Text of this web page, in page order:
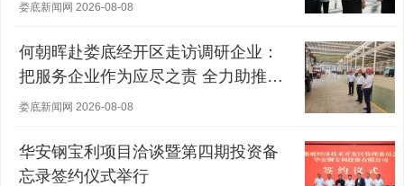
娄底新闻网 2026-08-08
何朝晖赴娄底经开区走访调研企业：
把服务企业作为应尽之责 全力助推经
营主体稳健发展
娄底新闻网 2026-08-08
华安钢宝利项目洽谈暨第四期投资备
忘录签约仪式举行